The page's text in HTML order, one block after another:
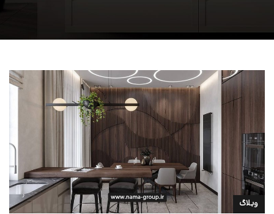
وبلاگ